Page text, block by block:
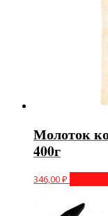
Молоток
400г
346,00₽